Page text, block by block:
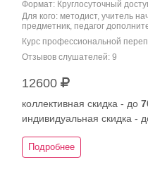
Формат: Круглосуточный
Для кого: методист, учитель
предметник, педагог
Курс профессиональной
Отзывов слушателей: 9
12600
коллективная скидка - до
индивидуальная скидка -
Подробнее